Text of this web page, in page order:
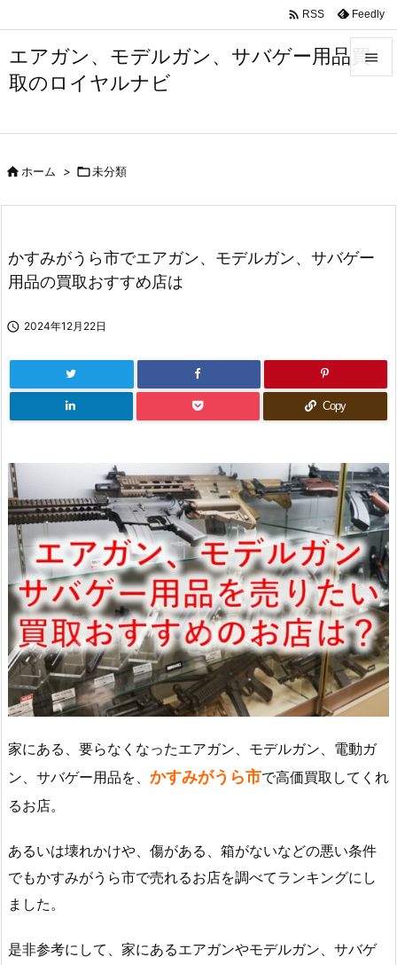
エアガン、モデルガン、サバゲー用品買
取のロイヤルナビ


前へ
 RSS Feedly
ホーム > 未分類
かすみがうら市でエアガン、モデルガン、サバゲー
用品の買取おすすめ店は
 2024年12月22日
Copy
家にある、要らなくなったエアガン、モデルガン、電動ガ
ン、サバゲー用品を、 かすみがうら市で高価買取してくれ
るお店。
あるいは壊れかけや、傷がある、箱がないなどの悪い条件
でもかすみがうら市で売れるお店を調べてランキングにし
ました。
是非参考にして、家にあるエアガンやモデルガン、サバゲ